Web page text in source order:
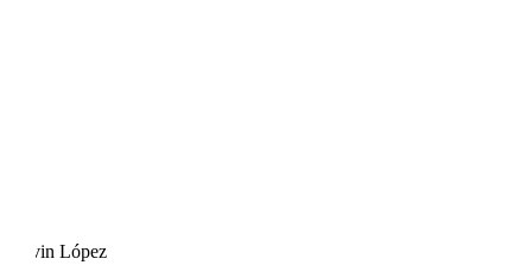
Edvin López